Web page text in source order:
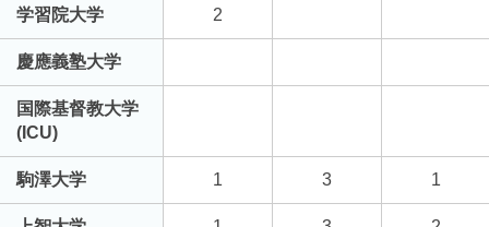
学習院大学 2
慶應義塾大学
国際基督教大学
(ICU)
駒澤大学 1 3 1